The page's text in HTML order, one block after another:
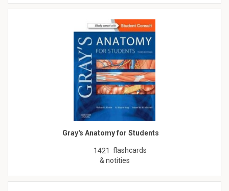
Gray's Anatomy for Students
1421 flashcards
& notities